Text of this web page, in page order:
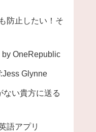
防止したい！そ
by OneRepublic
Glynne
ない貴方に送る
語アプリ